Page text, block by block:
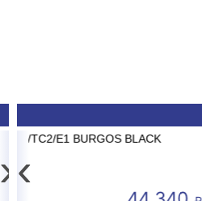
Картридж мех.очистки ITA PP-10
›
Сплит-система
‹